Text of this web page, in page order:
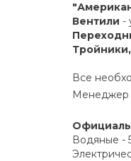
Вентили -
Все
Менеджер
Водяные -